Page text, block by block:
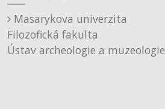
Masarykova univerzita
Filozofická fakulta
Ústav archeologie a muzeologie